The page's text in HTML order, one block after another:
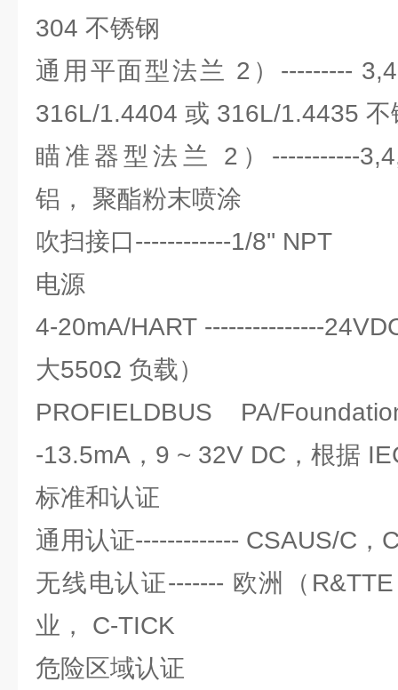
304 不锈钢
通用平面型法兰 2）---------
316L/1.4404 或 316L/1.4435 不
瞄准器型法兰 2）-----------
铝， 聚酯粉末喷涂
吹扫接口------------1/8'' NPT
电源
4-20mA/HART ---------------
大550Ω 负载）
PROFIELDBUS PA/
-13.5mA，9 ~ 32V DC，根据
标准和认证
通用认证------------- CSAUS/C，
无线电认证------- 欧洲（
业， C-TICK
危险区域认证